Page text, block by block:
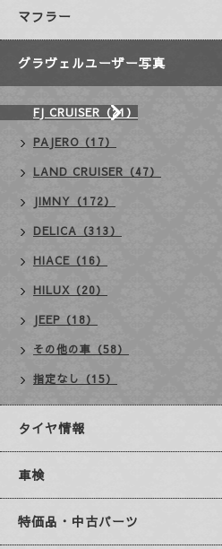
マフラー
グラヴェルユーザー写真
FJ CRUISER（21）
PAJERO（17）
LAND CRUISER（47）
JIMNY（172）
DELICA（313）
HIACE（16）
HILUX（20）
JEEP（18）
その他の車（58）
指定なし（15）
タイヤ情報
車検
特価品・中古パーツ